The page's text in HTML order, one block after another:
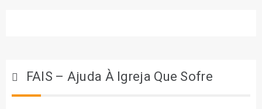
FAIS – Ajuda À Igreja Que Sofre